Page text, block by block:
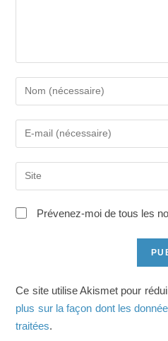
ou
nom
d'utilisateur
pour
mail
pour
votrePrévenez-moi de tous les
Ce site utilise Akismet pour
plus sur la façon dont les
traitées.